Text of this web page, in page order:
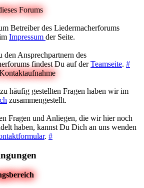
Forums
Betreiber des Liedermacherforums
Impressum der Seite.
den Ansprechpartnern des
findest Du auf derTeamseite. #
häufig gestellten Fragen haben wir im
zusammengestellt.
Fragen und Anliegen, die wir hier noch
haben, kannst Du Dich an uns wenden
. #